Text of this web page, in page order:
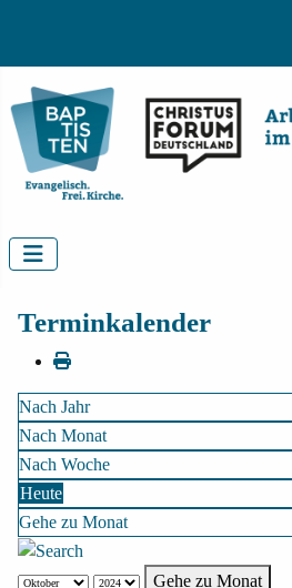
Terminkalender
Nach Jahr
Nach Monat
Nach Woche
Heute
Gehe zu Monat
Gehe zu Monat